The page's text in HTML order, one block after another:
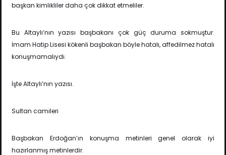
başkan kimlikliler daha çok dikkat etmeliler.
Bu Altaylı’nın yazısı başbakanı çok güç duruma sokmuştur.
İmam Hatip Lisesi kökenli başbakan böyle hatalı, affedilmez hatalı
konuşmamalıydı.
İşte Altaylı’nın yazısı.
Sultan camileri
Başbakan Erdoğan’ın konuşma metinleri genel olarak iyi
hazırlanmış metinlerdir.